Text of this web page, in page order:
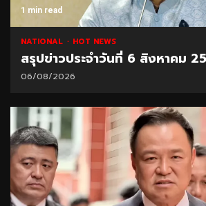
1 min read
NATIONAL HOT NEWS
สรุปข่าวประจำวันที่ 6 สิงหาคม
06/08/2026